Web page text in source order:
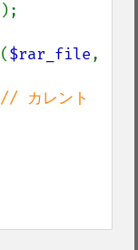
);
($rar_file
// カレント